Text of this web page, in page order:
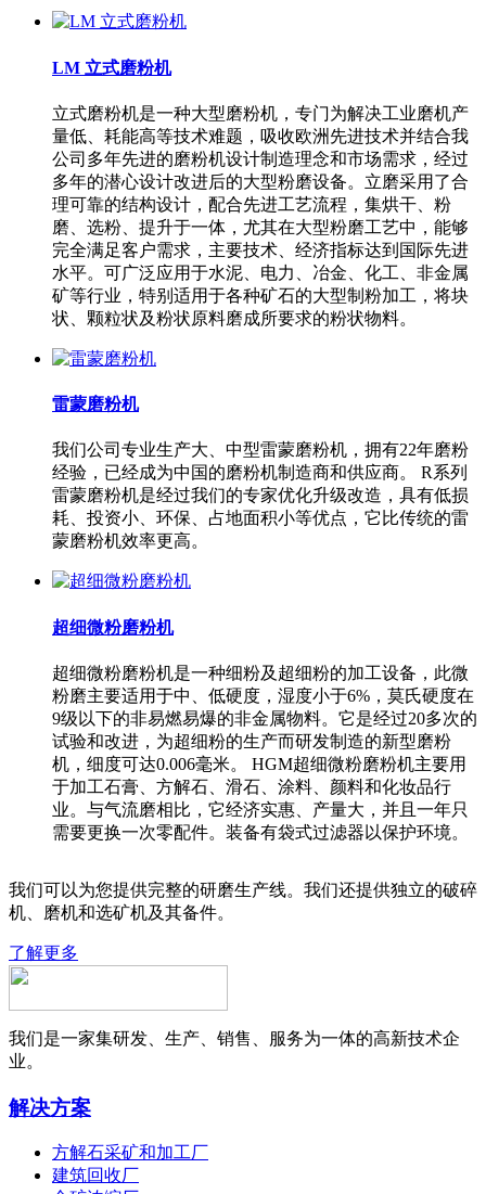
LM 立式磨粉机
立式磨粉机是一种大型磨粉机，专门为解决工业磨机产
量低、耗能高等技术难题，吸收欧洲先进技术并结合我
公司多年先进的磨粉机设计制造理念和市场需求，经过
多年的潜心设计改进后的大型粉磨设备。立磨采用了合
理可靠的结构设计，配合先进工艺流程，集烘干、粉
磨、选粉、提升于一体，尤其在大型粉磨工艺中，能够
完全满足客户需求，主要技术、经济指标达到国际先进
水平。可广泛应用于水泥、电力、冶金、化工、非金属
矿等行业，特别适用于各种矿石的大型制粉加工，将块
状、颗粒状及粉状原料磨成所要求的粉状物料。
雷蒙磨粉机
我们公司专业生产大、中型雷蒙磨粉机，拥有22年磨粉
经验，已经成为中国的磨粉机制造商和供应商。 R系列
雷蒙磨粉机是经过我们的专家优化升级改造，具有低损
耗、投资小、环保、占地面积小等优点，它比传统的雷
蒙磨粉机效率更高。
超细微粉磨粉机
超细微粉磨粉机是一种细粉及超细粉的加工设备，此微
粉磨主要适用于中、低硬度，湿度小于6%，莫氏硬度在
9级以下的非易燃易爆的非金属物料。它是经过20多次的
试验和改进，为超细粉的生产而研发制造的新型磨粉
机，细度可达0.006毫米。 HGM超细微粉磨粉机主要用
于加工石膏、方解石、滑石、涂料、颜料和化妆品行
业。与气流磨相比，它经济实惠、产量大，并且一年只
需要更换一次零配件。装备有袋式过滤器以保护环境。
我们可以为您提供完整的研磨生产线。我们还提供独立的破碎
机、磨机和选矿机及其备件。
了解更多
我们是一家集研发、生产、销售、服务为一体的高新技术企
业。
解决方案
方解石采矿和加工厂
建筑回收厂